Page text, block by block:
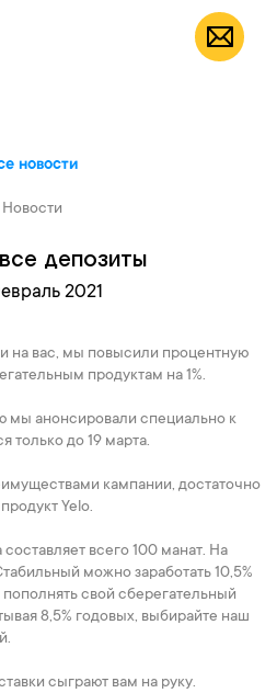
RU
новости
Новости
депозиты
2021
на вас, мы повысили процентную
продуктам на 1%.
мы анонсировали специально к
только до 19 марта.
кампании, достаточно
Yelo.
всего 100 манат. На
можно заработать 10,5%
свой сберегательный
8,5% годовых, выбирайте наш
сыграют вам на руку.